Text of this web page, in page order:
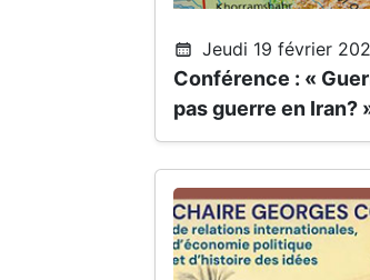
Jeudi 19 février
Conférence : «
pas guerre en Iran?